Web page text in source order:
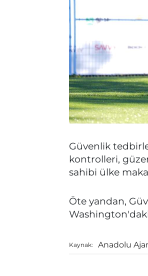
Güvenlik
kontrolleri,
sahibi ülke
Öte yandan,
Kaynak: Anadolu